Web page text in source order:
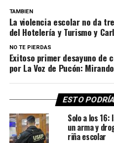
TAMBIEN
La violencia escolar no da
del Hotelería y Turismo y
NO TE PIERDAS
Exitoso primer desayuno de
por La Voz de Pucón:
ESTO
Solo a los 16:
un arma y
riña escolar